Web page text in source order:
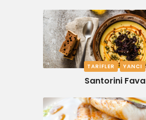
TARIFLER YANCI
Santorini Fava